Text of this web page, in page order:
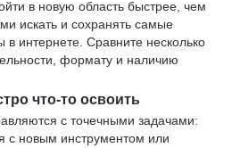
в новую область быстрее, чем
искать и сохранять самые
интернете. Сравните несколько
формату и наличию
что-то освоить
с точечными задачами:
с новым инструментом или